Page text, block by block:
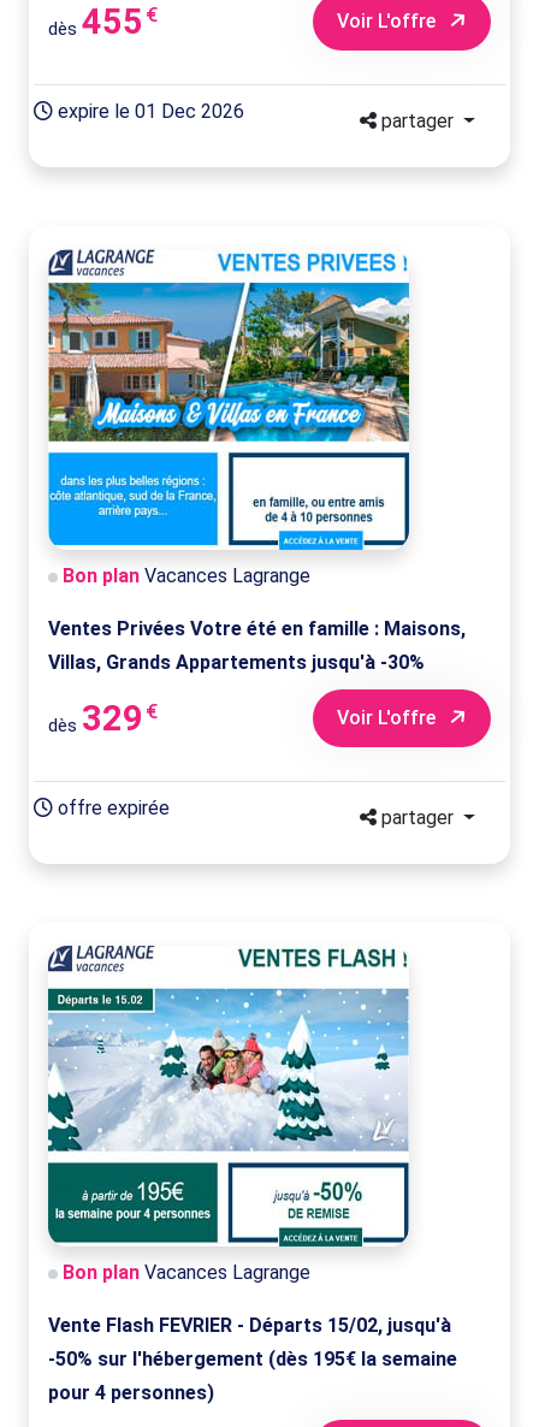
dès 455 € Voir L'offre
expire le 01 Dec 2026 partager
Bon plan Vacances Lagrange
Ventes Privées Votre été en famille : Maisons,
Villas, Grands Appartements jusqu'à -30%
dès 329 € Voir L'offre
offre expirée partager
Bon plan Vacances Lagrange
Vente Flash FEVRIER - Départs 15/02, jusqu'à
-50% sur l'hébergement (dès 195€ la semaine
pour 4 personnes)